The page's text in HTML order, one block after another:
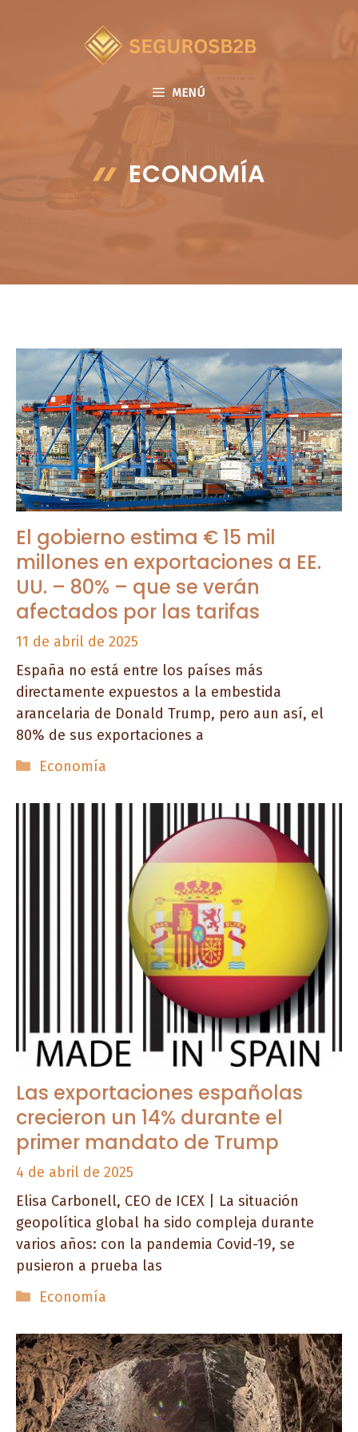
MENÚ
ECONOMÍA
El gobierno estima € 15 mil
millones en exportaciones a EE.
UU. – 80% – que se verán
afectados por las tarifas
11 de abril de 2025
España no está entre los países más
directamente expuestos a la embestida
arancelaria de Donald Trump, pero aun así, el
80% de sus exportaciones a
Categorías
Economía
Las exportaciones españolas
crecieron un 14% durante el
primer mandato de Trump
4 de abril de 2025
Elisa Carbonell, CEO de ICEX | La situación
geopolítica global ha sido compleja durante
varios años: con la pandemia Covid-19, se
pusieron a prueba las
Categorías
Economía